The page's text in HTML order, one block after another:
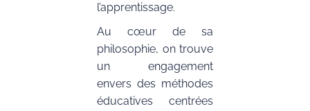
l’apprentissage.
Au cœur de sa
philosophie, on trouve
un engagement
envers des méthodes
éducatives centrées